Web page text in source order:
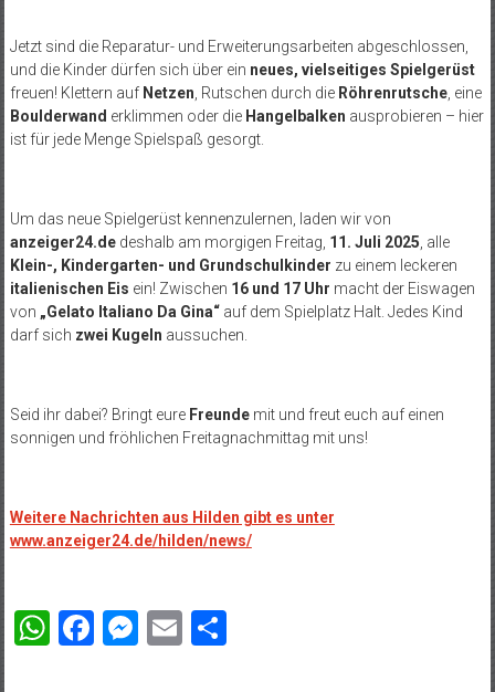
Jetzt sind die Reparatur- und Erweiterungsarbeiten abgeschlossen,
und die Kinder dürfen sich über ein neues, vielseitiges Spielgerüst
freuen! Klettern auf Netzen, Rutschen durch die Röhrenrutsche, eine
Boulderwand erklimmen oder die Hangelbalken ausprobieren – hier
ist für jede Menge Spielspaß gesorgt.
Um das neue Spielgerüst kennenzulernen, laden wir von
anzeiger24.dedeshalb am morgigen Freitag, 11. Juli 2025, alle
Klein-, Kindergarten- und Grundschulkinder zu einem leckeren
italienischen Eis ein! Zwischen 16 und 17 Uhr macht der Eiswagen
von „Gelato Italiano Da Gina“auf dem Spielplatz Halt. Jedes Kind
darf sich zwei Kugeln aussuchen.
Seid ihr dabei? Bringt eure Freundemit und freut euch auf einen
sonnigen und fröhlichen Freitagnachmittag mit uns!
Weitere Nachrichten aus Hilden gibt es unter
www.anzeiger24.de/hilden/news/
WhatsApp
Facebook
Messenger
EmailTeilen